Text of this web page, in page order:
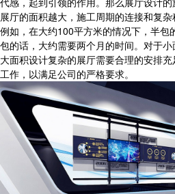
展厅的面积越大，施工周期的连接和复
例如，在大约100平方米的情况下，半包
包的话，大约需要两个月的时间。对于
大面积设计复杂的展厅需要合理的安排
工作，以满足公司的严格要求。